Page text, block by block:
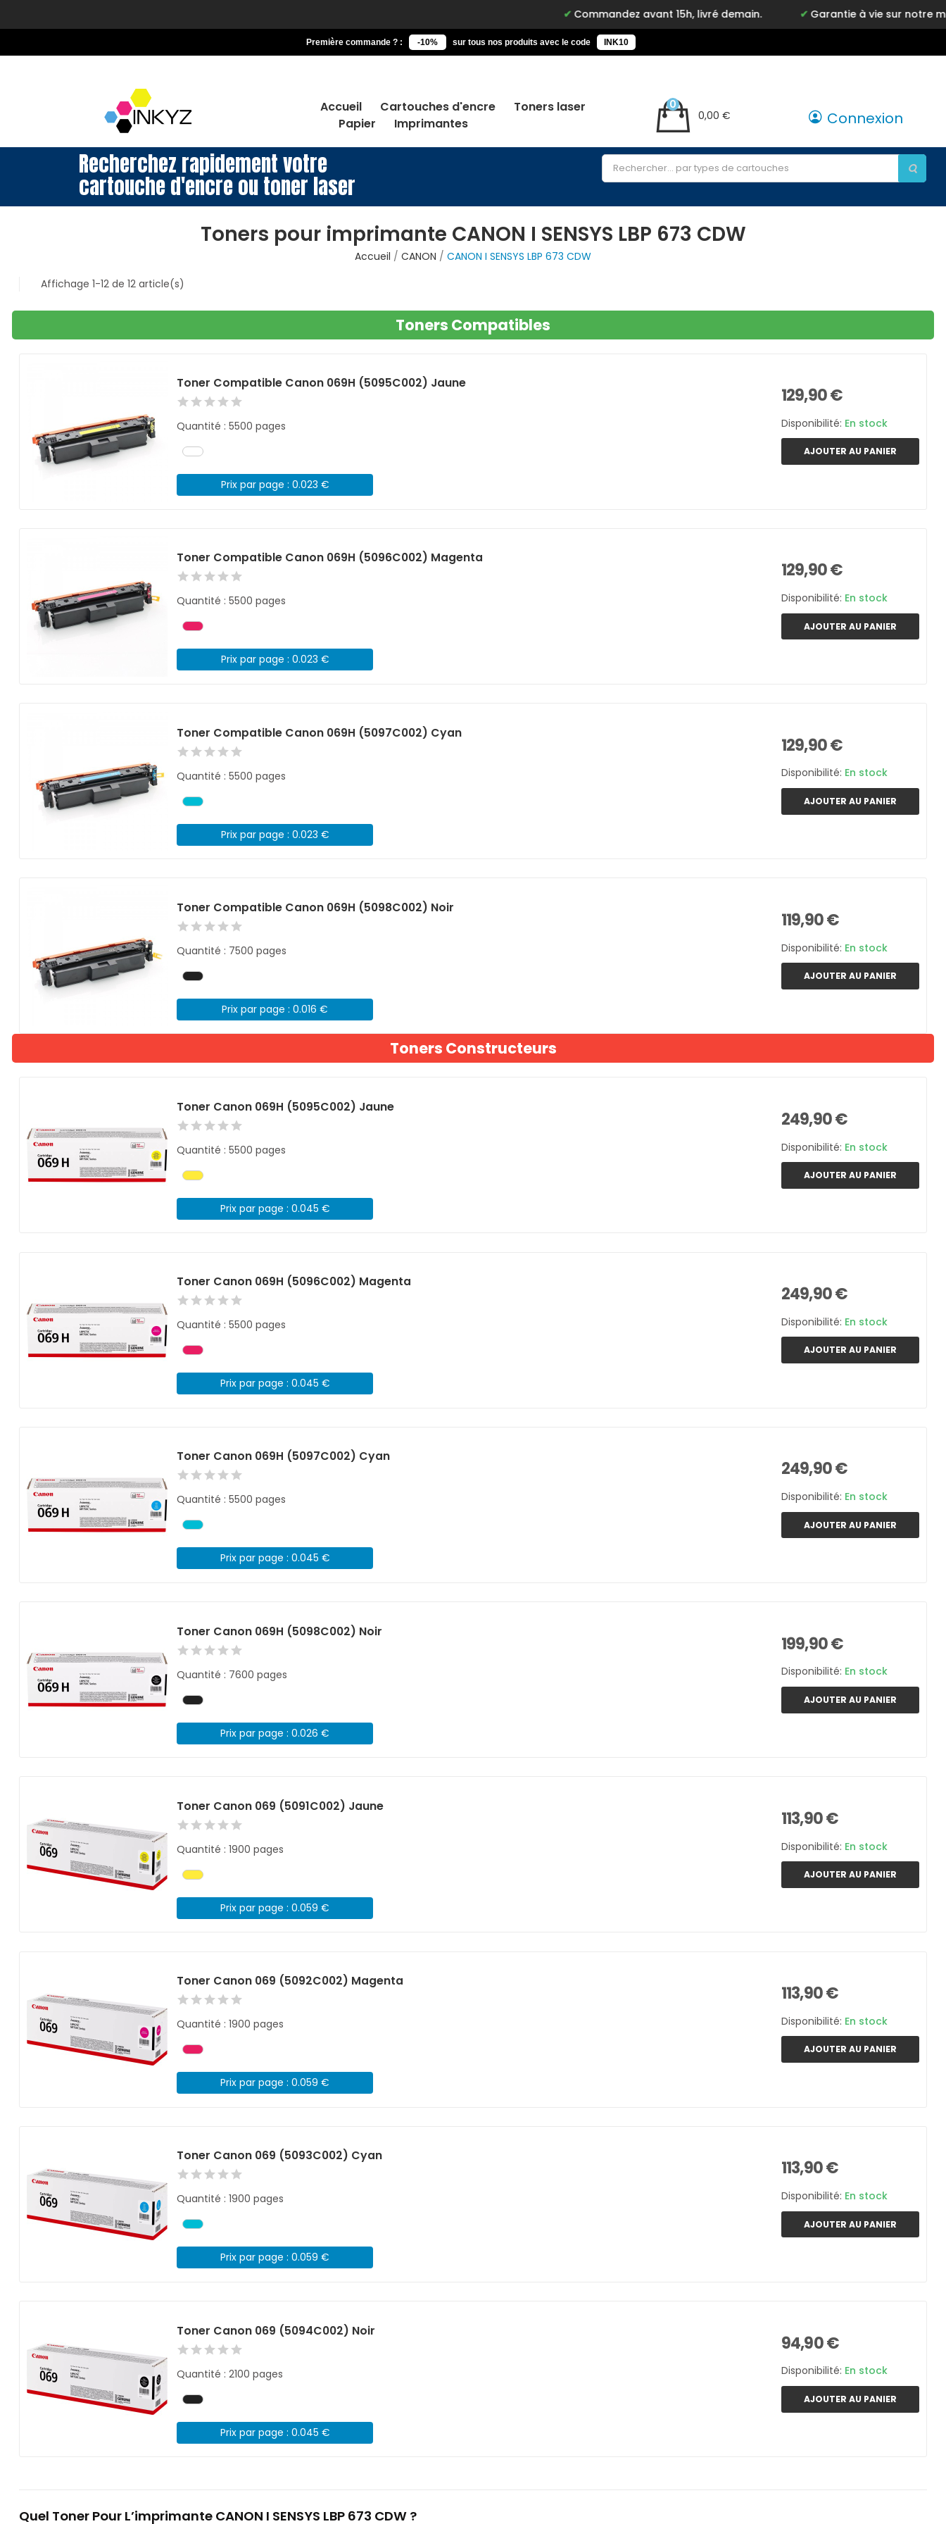
Commandez avant 15h, livré demain. Garantie à vie sur notre marque Inkyz
Première commande ? : -10% sur tous nos produits avec le code INK10
Accueil Cartouches d'encre
Toners laser
Papier
Imprimantes
0,00 €
0
Connexion
Recherchez rapidement votre
cartouche d'encre ou toner laser
Toners pour imprimante CANON I SENSYS LBP 673 CDW
Accueil CANON
CANON I SENSYS LBP 673 CDW
Affichage 1-12 de 12 article(s)
Toners Compatibles
Toner Compatible Canon 069H (5095C002) Jaune
Quantité : 5500 pages
Prix par page : 0.023 €
129,90 €
Disponibilité: En stock
AJOUTER AU PANIER
Toner Compatible Canon 069H (5096C002) Magenta
Quantité : 5500 pages
Prix par page : 0.023 €
129,90 €
Disponibilité: En stock
AJOUTER AU PANIER
Toner Compatible Canon 069H (5097C002) Cyan
Quantité : 5500 pages
Prix par page : 0.023 €
129,90 €
Disponibilité: En stock
AJOUTER AU PANIER
Toner Compatible Canon 069H (5098C002) Noir
Quantité : 7500 pages
Prix par page : 0.016 €
119,90 €
Disponibilité: En stock
AJOUTER AU PANIER
Toners Constructeurs
Toner Canon 069H (5095C002) Jaune
Quantité : 5500 pages
Prix par page : 0.045 €
249,90 €
Disponibilité: En stock
AJOUTER AU PANIER
Toner Canon 069H (5096C002) Magenta
Quantité : 5500 pages
Prix par page : 0.045 €
249,90 €
Disponibilité: En stock
AJOUTER AU PANIER
Toner Canon 069H (5097C002) Cyan
Quantité : 5500 pages
Prix par page : 0.045 €
249,90 €
Disponibilité: En stock
AJOUTER AU PANIER
Toner Canon 069H (5098C002) Noir
Quantité : 7600 pages
Prix par page : 0.026 €
199,90 €
Disponibilité: En stock
AJOUTER AU PANIER
Toner Canon 069 (5091C002) Jaune
Quantité : 1900 pages
Prix par page : 0.059 €
113,90 €
Disponibilité: En stock
AJOUTER AU PANIER
Toner Canon 069 (5092C002) Magenta
Quantité : 1900 pages
Prix par page : 0.059 €
113,90 €
Disponibilité: En stock
AJOUTER AU PANIER
Toner Canon 069 (5093C002) Cyan
Quantité : 1900 pages
Prix par page : 0.059 €
113,90 €
Disponibilité: En stock
AJOUTER AU PANIER
Toner Canon 069 (5094C002) Noir
Quantité : 2100 pages
Prix par page : 0.045 €
94,90 €
Disponibilité: En stock
AJOUTER AU PANIER
Quel Toner Pour L’imprimante CANON I SENSYS LBP 673 CDW ?